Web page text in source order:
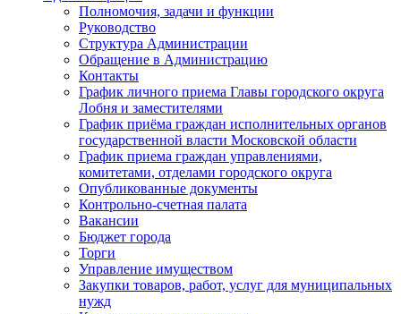
Полномочия, задачи и функции
Руководство
Структура Администрации
Обращение в Администрацию
Контакты
График личного приема Главы городского округа
Лобня и заместителями
График приёма граждан исполнительных органов
государственной власти Московской области
График приема граждан управлениями,
комитетами, отделами городского округа
Опубликованные документы
Контрольно-счетная палата
Вакансии
Бюджет города
Торги
Управление имуществом
Закупки товаров, работ, услуг для муниципальных
нужд